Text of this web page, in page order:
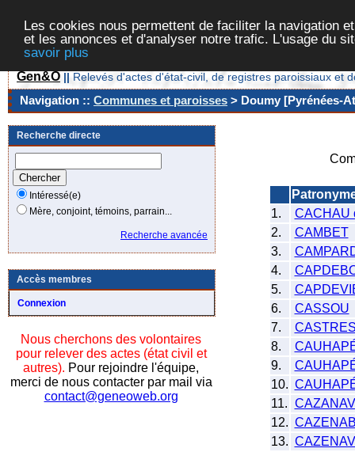
Les cookies nous permettent de faciliter la navigation
et les annonces et d'analyser notre trafic. L'usage du
savoir plus
Gen&O || Relevés d'actes d'état-civil, de registres paroissiaux et
Navigation :: Communes et paroisses > Doumy [Pyrénées-
Recherche directe
Intéressé(e)
Mère, conjoint, témoins, parrain...
Recherche avancée
Accès membres
Connexion
Nous cherchons des volontaires
pour relever des actes (état civil et
autres). Pour rejoindre l'équipe,
merci de nous contacter par mail via
contact@geneoweb.org
1.
CACHAU
2.
CAMBET
3.
4.
5.
6.
CASSOU
7.
8.
9.
10.
11.
12.
13.